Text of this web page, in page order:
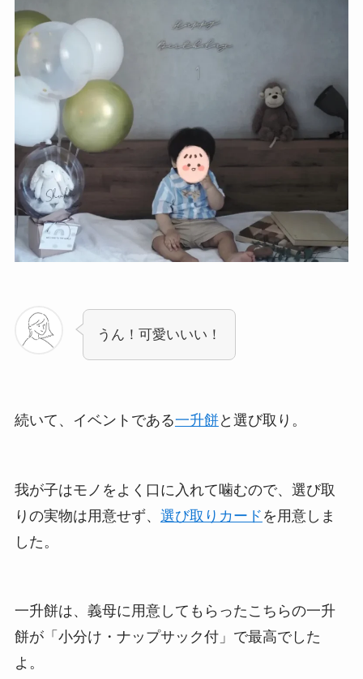
うん！可愛いいい！
続いて、イベントである一升餅と選び取り。
我が子はモノをよく口に入れて噛むので、選び取
りの実物は用意せず、 選び取りカード を用意しま
した。
一升餅は、義母に用意してもらったこちらの一升
餅が「小分け・ナップサック付」で最高でした
よ。